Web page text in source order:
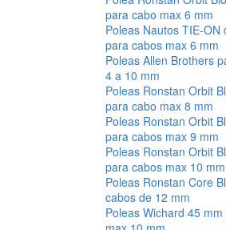
para cabo max 6 mm
Poleas Nautos TIE-ON
para cabos max 6 mm
Poleas Allen Brothers
4 a 10 mm
Poleas Ronstan Orbit
para cabo max 8 mm
Poleas Ronstan Orbit
para cabos max 9 mm
Poleas Ronstan Orbit
para cabos max 10 mm
Poleas Ronstan Core
cabos de 12 mm
Poleas Wichard 45